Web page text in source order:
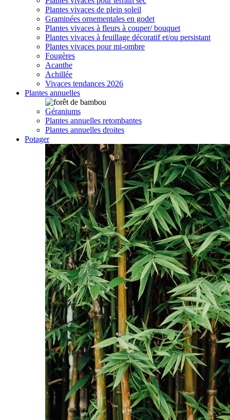
Plantes vivaces de plein soleil
Graminées ornementales en godet
Plantes vivaces à fleurs à couper/ bouquet
Plantes vivaces à feuillage décoratif et/ou persistant
Plantes vivaces pour mi-ombre
Fougères
Acanthe
Achillée
Vivaces tendances 2026
Plantes annuelles
Géraniums
Plantes annuelles retombantes
Plantes annuelles droites
Potager